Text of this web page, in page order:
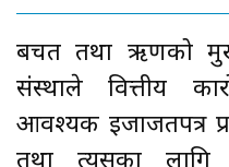
बचत तथा ऋणको
संस्थाले वित्तीय
आवश्यक इजाजतपत्र